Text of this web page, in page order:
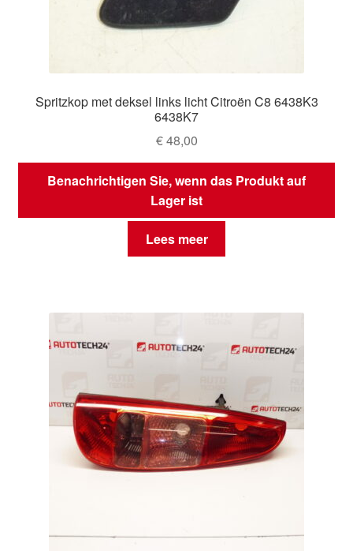
Spritzkop met deksel links licht Citroën C8 6438K3
6438K7
€48,00
Benachrichtigen Sie, wenn das Produkt auf
Lager ist
Lees meer